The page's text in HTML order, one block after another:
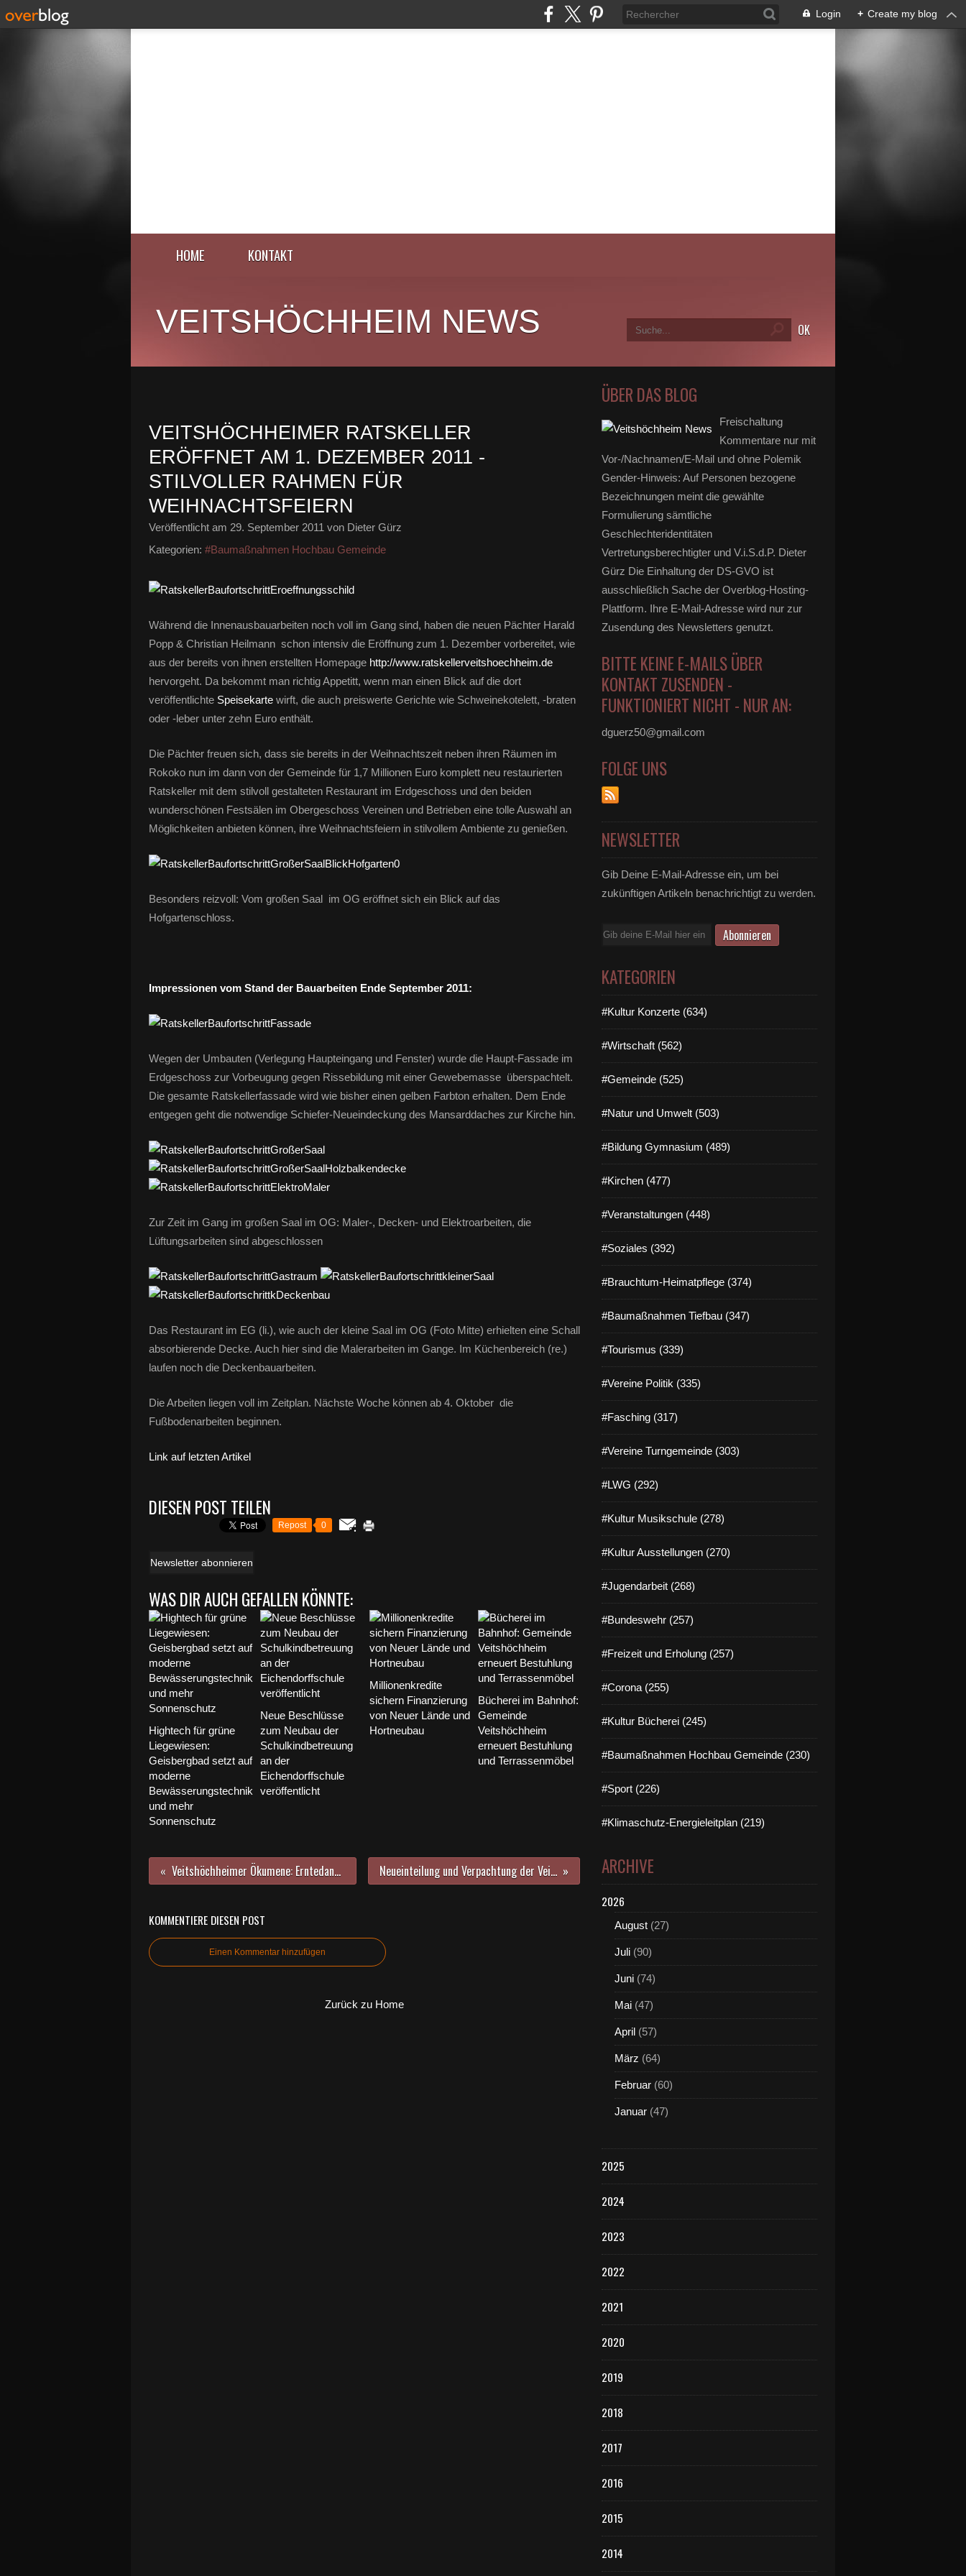
Login + Create my blog
HOME KONTAKT
VEITSHÖCHHEIM NEWS
VEITSHÖCHHEIMER RATSKELLER
ERÖFFNET AM 1. DEZEMBER 2011 -
STILVOLLER RAHMEN FÜR
WEIHNACHTSFEIERN
Veröffentlicht am 29. September 2011 von Dieter Gürz
Kategorien: #Baumaßnahmen Hochbau Gemeinde
Während die Innenausbauarbeiten noch voll im Gang sind, haben die neuen Pächter Harald
Popp & Christian Heilmann schon intensiv die Eröffnung zum 1. Dezember vorbereitet, wie
aus der bereits von ihnen erstellten Homepage http://www.ratskellerveitshoechheim.de
hervorgeht. Da bekommt man richtig Appetitt, wenn man einen Blick auf die dort
veröffentlichte Speisekarte wirft, die auch preiswerte Gerichte wie Schweinekotelett, -braten
oder -leber unter zehn Euro enthält.
Die Pächter freuen sich, dass sie bereits in der Weihnachtszeit neben ihren Räumen im
Rokoko nun im dann von der Gemeinde für 1,7 Millionen Euro komplett neu restaurierten
Ratskeller mit dem stilvoll gestalteten Restaurant im Erdgeschoss und den beiden
wunderschönen Festsälen im Obergeschoss Vereinen und Betrieben eine tolle Auswahl an
Möglichkeiten anbieten können, ihre Weihnachtsfeiern in stilvollem Ambiente zu genießen.
Besonders reizvoll: Vom großen Saal im OG eröffnet sich ein Blick auf das
Hofgartenschloss.
Impressionen vom Stand der Bauarbeiten Ende September 2011:
Wegen der Umbauten (Verlegung Haupteingang und Fenster) wurde die Haupt-Fassade im
Erdgeschoss zur Vorbeugung gegen Rissebildung mit einer Gewebemasse überspachtelt.
Die gesamte Ratskellerfassade wird wie bisher einen gelben Farbton erhalten. Dem Ende
entgegen geht die notwendige Schiefer-Neueindeckung des Mansarddaches zur Kirche hin.
Zur Zeit im Gang im großen Saal im OG: Maler-, Decken- und Elektroarbeiten, die
Lüftungsarbeiten sind abgeschlossen
Das Restaurant im EG (li.), wie auch der kleine Saal im OG (Foto Mitte) erhielten eine Schall
absorbierende Decke. Auch hier sind die Malerarbeiten im Gange. Im Küchenbereich (re.)
laufen noch die Deckenbauarbeiten.
Die Arbeiten liegen voll im Zeitplan. Nächste Woche können ab 4. Oktober die
Fußbodenarbeiten beginnen.
Link auf letzten Artikel
DIESEN POST TEILEN
Repost 0
Newsletter abonnieren
WAS DIR AUCH GEFALLEN KÖNNTE:
Hightech für grüne
Liegewiesen:
Geisbergbad setzt auf
moderne
Bewässerungstechnik
und mehr
Sonnenschutz
Neue Beschlüsse
zum Neubau der
Schulkindbetreuung
an der
Eichendorffschule
veröffentlicht
Millionenkredite
sichern Finanzierung
von Neuer Lände und
Hortneubau
Bücherei im Bahnhof:
Gemeinde
Veitshöchheim
erneuert Bestuhlung
und Terrassenmöbel
Veitshöchheimer Ökumene: Erntedank-Gaben für die "Würzburger Tafel" Neueinteilung und Verpachtung der Veitshöchheimer Jagdreviere ab 2012
KOMMENTIERE DIESEN POST
Einen Kommentar hinzufügen
Zurück zu Home
ÜBER DAS BLOG
Freischaltung
Kommentare nur mit
Vor-/Nachnamen/E-Mail und ohne Polemik
Gender-Hinweis: Auf Personen bezogene
Bezeichnungen meint die gewählte
Formulierung sämtliche
Geschlechteridentitäten
Vertretungsberechtigter und V.i.S.d.P. Dieter
Gürz Die Einhaltung der DS-GVO ist
ausschließlich Sache der Overblog-Hosting-
Plattform. Ihre E-Mail-Adresse wird nur zur
Zusendung des Newsletters genutzt.
BITTE KEINE E-MAILS ÜBER
KONTAKT ZUSENDEN -
FUNKTIONIERT NICHT - NUR AN:
dguerz50@gmail.com
FOLGE UNS
NEWSLETTER
Gib Deine E-Mail-Adresse ein, um bei
zukünftigen Artikeln benachrichtigt zu werden.
E-
KATEGORIEN
#Kultur Konzerte (634)
#Wirtschaft (562)
#Gemeinde (525)
#Natur und Umwelt (503)
#Bildung Gymnasium (489)
#Kirchen (477)
#Veranstaltungen (448)
#Soziales (392)
#Brauchtum-Heimatpflege (374)
#Baumaßnahmen Tiefbau (347)
#Tourismus (339)
#Vereine Politik (335)
#Fasching (317)
#Vereine Turngemeinde (303)
#LWG (292)
#Kultur Musikschule (278)
#Kultur Ausstellungen (270)
#Jugendarbeit (268)
#Bundeswehr (257)
#Freizeit und Erholung (257)
#Corona (255)
#Kultur Bücherei (245)
#Baumaßnahmen Hochbau Gemeinde (230)
#Sport (226)
#Klimaschutz-Energieleitplan (219)
ARCHIVE
2026
August (27)
Juli (90)
Juni (74)
Mai (47)
April (57)
März (64)
Februar (60)
Januar (47)
2025
2024
2023
2022
2021
2020
2019
2018
2017
2016
2015
2014